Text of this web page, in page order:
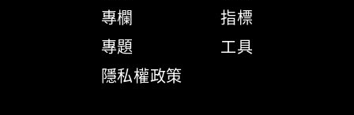
專欄
專題
隱私權政策
指標
工具